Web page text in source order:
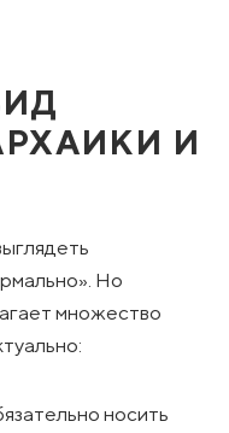
И
Но
множество
носить